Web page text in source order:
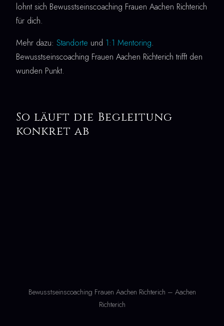
lohnt sich Bewusstseinscoaching Frauen Aachen Richterich
für dich.
Mehr dazu: Standorte und 1:1 Mentoring.
Bewusstseinscoaching Frauen Aachen Richterich trifft den
wunden Punkt.
So läuft die Begleitung
konkret ab
Bewusstseinscoaching Frauen Aachen Richterich – Aachen
Richterich